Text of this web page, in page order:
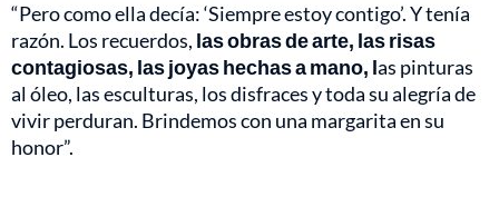
“Pero como ella decía: ‘Siempre estoy contigo’. Y tenía
razón. Los recuerdos, las obras de arte, las risas
contagiosas, las joyas hechas a mano, las pinturas
al óleo, las esculturas, los disfraces y toda su alegría de
vivir perduran. Brindemos con una margarita en su
honor”.